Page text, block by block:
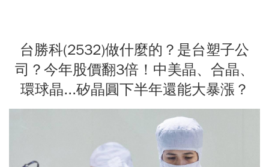
台勝科(2532)做什麼的？是台塑子公
司？今年股價翻3倍！中美晶、合晶、
環球晶...矽晶圓下半年還能大暴漲？